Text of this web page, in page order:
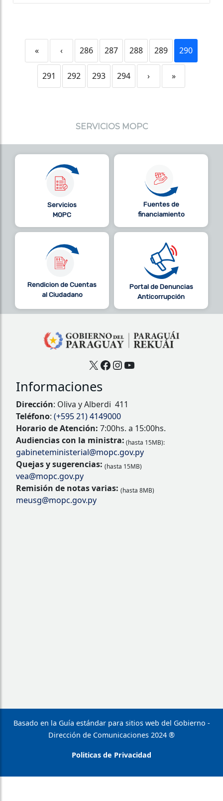
« ‹ 286 287 288 289 290
291 292 293 294 › »
SERVICIOS MOPC
Servicios
MOPC
Fuentes de
financiamiento
Rendicion de Cuentas
al Ciudadano
Portal de Denuncias
Anticorrupción
X Facebook
Instagram
YouTube
Informaciones
Dirección: Oliva y Alberdi 411
Teléfono: (+595 21) 4149000
Horario de Atención: 7:00hs. a 15:00hs.
Audiencias con la ministra: (hasta 15MB):
gabineteministerial@mopc.gov.py
Quejas y sugerencias: (hasta 15MB)
vea@mopc.gov.py
Remisión de notas varias: (hasta 8MB)
meusg@mopc.gov.py
Basado en la Guía estándar para sitios web del Gobierno -
Dirección de Comunicaciones 2024 ®
Politicas de Privacidad